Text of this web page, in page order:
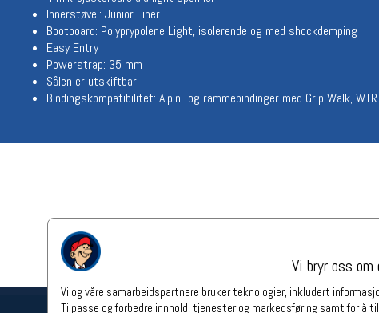
Innerstøvel: Junior Liner
Bootboard: Polyprypolene Light, isolerende og med shockdemping
Easy Entry
Powerstrap: 35 mm
Sålen er utskiftbar
Bindingskompatibilitet: Alpin- og rammebindinger med Grip Walk,
Vi bryr oss
Vi og våre samarbeidspartnere bruker teknologier, inkludert
Tilpasse og forbedre innhold, tjenester og markedsføring samt for å
11-16
Om verkstedet
For å bestille time må du logge inn i
nettbutikken og trykke på den
nederste blå linjen
Informasjonskapsler